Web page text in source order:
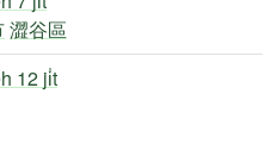
澀谷區
12 ji̍t